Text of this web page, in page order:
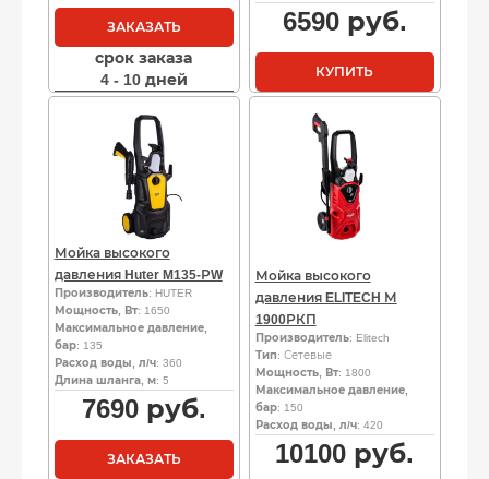
ЗАКАЗАТЬ
срок заказа
4 - 10 дней
6590руб.
КУПИТЬ
Мойка высокого
давления Huter M135-РW
Производитель: HUTER
Мощность, Вт: 1650
Максимальное давление,
бар: 135
Расход воды, л/ч: 360
Длина шланга, м: 5
7690руб.
ЗАКАЗАТЬ
Мойка высокого
давления ELITECH М
1900РКП
Производитель: Elitech
Тип: Сетевые
Мощность, Вт: 1800
Максимальное давление,
бар: 150
Расход воды, л/ч: 420
10100 руб.